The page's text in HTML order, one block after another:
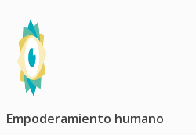
contenido
Empoderamiento humano